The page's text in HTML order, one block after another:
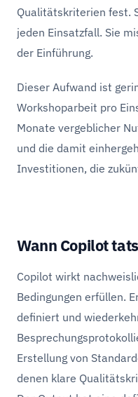
Qualitätskriterien fest.
jeden Einsatzfall. Sie
der Einführung.
Dieser Aufwand ist
Workshoparbeit pro
Monate vergeblicher
und die damit
Investitionen, die
Wann Copilot
Copilot wirkt
Bedingungen erfüllen.
definiert und
Erstellung von
denen klare